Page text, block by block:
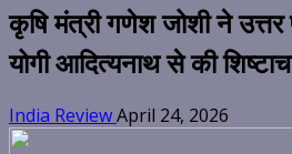
कृषि मंत्री गणेश जोशी ने
योगी आदित्यनाथ से की
India ReviewApril 24, 2026